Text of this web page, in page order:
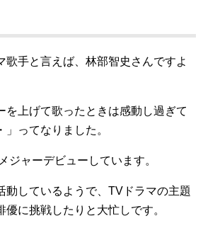
歌手と言えば、林部智史さんですよ
を上げて歌ったときは感動し過ぎて
ってなりました。
ジャーデビューしています。
動しているようで、TVドラマの主題
に挑戦したりと大忙しです。